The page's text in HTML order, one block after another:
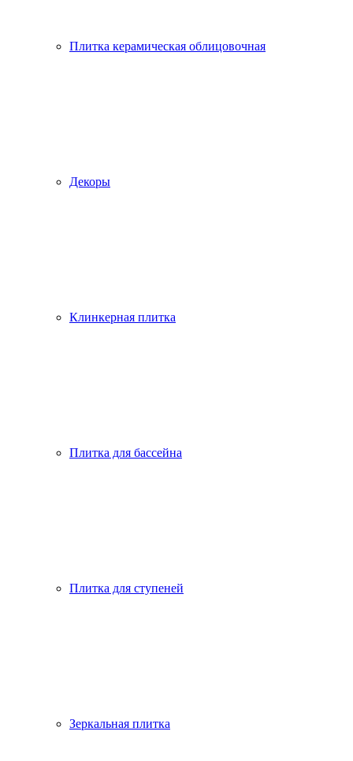
Плитка керамическая облицовочная
Декоры
Клинкерная плитка
Плитка для бассейна
Плитка для ступеней
Зеркальная плитка